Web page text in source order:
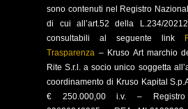
sono contenuti nel Registro
di cui all’art.52 della L.234/
consultabili al seguente link
Trasparenza – Kruso Art marchio
Rite S.r.l. a socio unico soggetta
coordinamento di Kruso Kapital
€ 250.000,00 i.v. – Registro